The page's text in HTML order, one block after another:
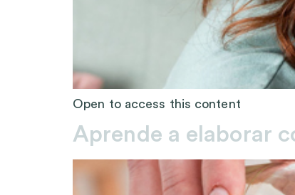
Open to access this content
Aprende a elaborar